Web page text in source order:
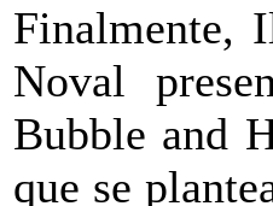
Finalmente,
Noval
Bubble and
que se